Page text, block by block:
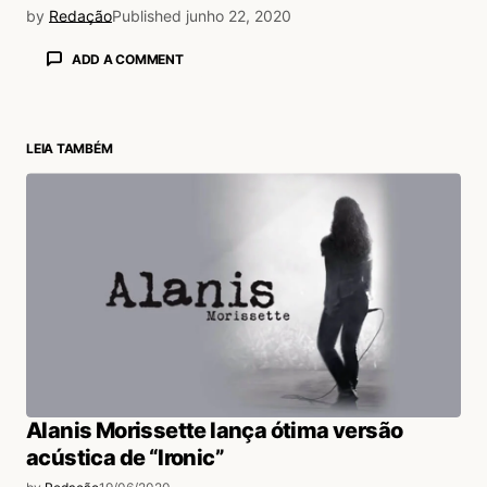
by RedaçãoPublished junho 22, 2020
ADD A COMMENT
LEIA TAMBÉM
Alanis Morissette lança ótima versão
acústica de “Ironic”